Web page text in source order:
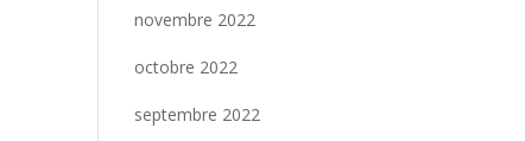
novembre 2022
octobre 2022
septembre 2022